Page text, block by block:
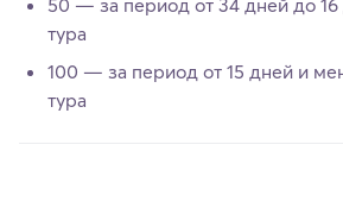
50 — за период от 34 дней до 16
тура
100 — за период от 15 дней и
тура